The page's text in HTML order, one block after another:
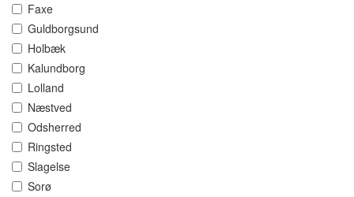
Faxe
Guldborgsund
Holbæk
Kalundborg
Lolland
Næstved
Odsherred
Ringsted
Slagelse
Sorø